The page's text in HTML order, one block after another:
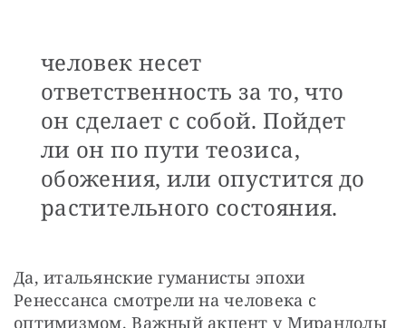
человек несет
ответственность за то, что
он сделает с собой. Пойдет
ли он по пути теозиса,
обожения, или опустится до
растительного состояния.
Да, итальянские гуманисты эпохи
Ренессанса смотрели на человека с
оптимизмом. Важный акцент у Мирандолы